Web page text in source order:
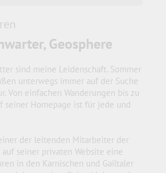
Geosphere
sind meine Leidenschaft. Sommer
unterwegs immer auf der Suche
Von einfachen Wanderungen bis zu
seiner Homepage ist für jede und
der leitenden Mitarbeiter der
seiner privaten Website eine
in den Karnischen und Gailtaler